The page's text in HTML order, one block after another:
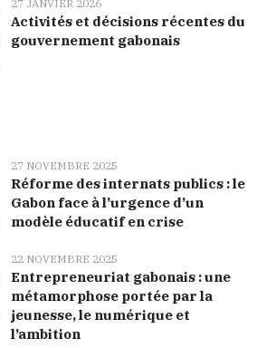
27 JANVIER 2026
Activités et décisions récentes du
gouvernement gabonais
27 NOVEMBRE 2025
Réforme des internats publics : le
Gabon face à l’urgence d’un
modèle éducatif en crise
22 NOVEMBRE 2025
Entrepreneuriat gabonais : une
métamorphose portée par la
jeunesse, le numérique et
l’ambition